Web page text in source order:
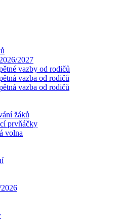
2027
vazby od rodičů
vazba od rodičů
vazba od rodičů
žáků
prvňáčky
volna